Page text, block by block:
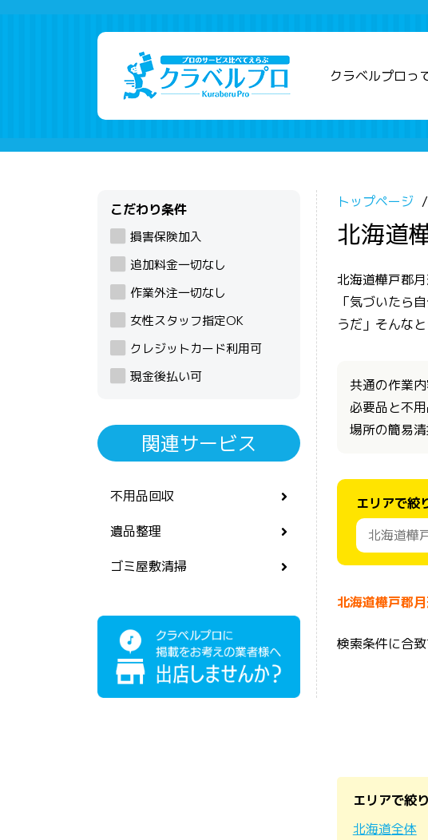
クラベルプロっ
トップページ
北海道
北海道樺戸郡
「気づいたら
うだ」そんな
共通の作業
必要品と不
場所の簡易
エリアで絞
北海道樺戸郡
検索条件に合
エリアで絞
北海道全体
こだわり条件
損害保険加入
追加料金一切なし
作業外注一切なし
女性スタッフ指定OK
クレジットカード利用可
現金後払い可
関連サービス
不用品回収
遺品整理
ゴミ屋敷清掃